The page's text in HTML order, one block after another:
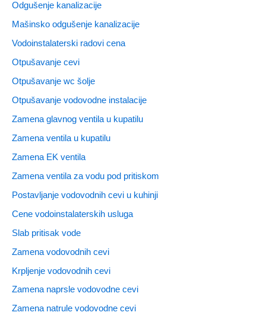
Odgušenje kanalizacije
Mašinsko odgušenje kanalizacije
Vodoinstalaterski radovi cena
Otpušavanje cevi
Otpušavanje wc šolje
Otpušavanje vodovodne instalacije
Zamena glavnog ventila u kupatilu
Zamena ventila u kupatilu
Zamena EK ventila
Zamena ventila za vodu pod pritiskom
Postavljanje vodovodnih cevi u kuhinji
Cene vodoinstalaterskih usluga
Slab pritisak vode
Zamena vodovodnih cevi
Krpljenje vodovodnih cevi
Zamena naprsle vodovodne cevi
Zamena natrule vodovodne cevi